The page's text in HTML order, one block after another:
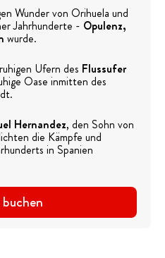
Wunder von Orihuela und
Jahrhunderte - Opulenz,
wurde.
Ufern des Flussufer
Oase inmitten des
Hernandez, den Sohn von
die Kämpfe und
in Spanien